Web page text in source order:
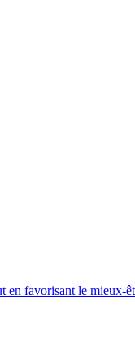
en favorisant le mieux-